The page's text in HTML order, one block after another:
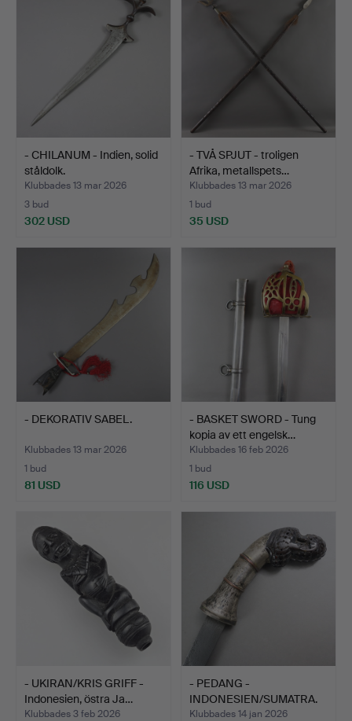
- CHILANUM - Indien, solid
ståldolk.
Klubbades 13 mar 2026
3 bud
302 USD
- TVÅ SPJUT - troligen
Afrika, metallspets…
Klubbades 13 mar 2026
1 bud
35 USD
- DEKORATIV SABEL.
Klubbades 13 mar 2026
1 bud
81 USD
- BASKET SWORD - Tung
kopia av ett engelsk…
Klubbades 16 feb 2026
1 bud
116 USD
- UKIRAN/KRIS GRIFF -
Indonesien, östra Ja…
Klubbades 3 feb 2026
- PEDANG -
INDONESIEN/SUMATRA.
Klubbades 14 jan 2026